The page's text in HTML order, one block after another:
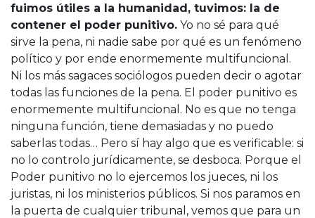
fuimos útiles a la humanidad, tuvimos: la de
contener el poder punitivo. Yo no sé para qué
sirve la pena, ni nadie sabe por qué es un fenómeno
político y por ende enormemente multifuncional.
Ni los más sagaces sociólogos pueden decir o agotar
todas las funciones de la pena. El poder punitivo es
enormemente multifuncional. No es que no tenga
ninguna función, tiene demasiadas y no puedo
saberlas todas… Pero sí hay algo que es verificable: si
no lo controlo jurídicamente, se desboca. Porque el
Poder punitivo no lo ejercemos los jueces, ni los
juristas, ni los ministerios públicos. Si nos paramos en
la puerta de cualquier tribunal, vemos que para un